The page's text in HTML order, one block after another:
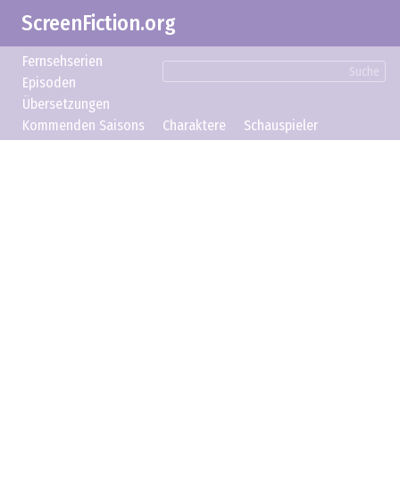
ScreenFiction.org
Suche
Fernsehserien
Episoden
Übersetzungen
Kommenden Saisons
Charaktere Schauspieler